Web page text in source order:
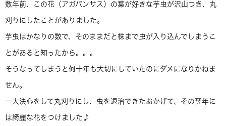
数年前、この花（アガパンサス）の葉が好きな芋虫が沢山つき、丸
刈りにしたことがありました。
芋虫はかなりの数で、そのままだと株まで虫が入り込んでしまうこ
とがあると知ったから。。。
そうなってしまうと何十年も大切にしていたのにダメになりかねま
せん。
一大決心をして丸刈りにし、虫を退治できたおかげて、その翌年に
は綺麗な花をつけました♪